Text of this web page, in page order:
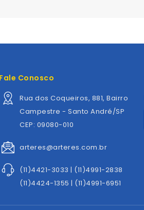
Fale Conosco
Rua dos Coqueiros, 881, Bairro
Campestre - Santo André/SP
CEP: 09080-010
arteres@arteres.com.br
(11)4421-3033 | (11)4991-2838
(11)4424-1355 | (11)4991-6951